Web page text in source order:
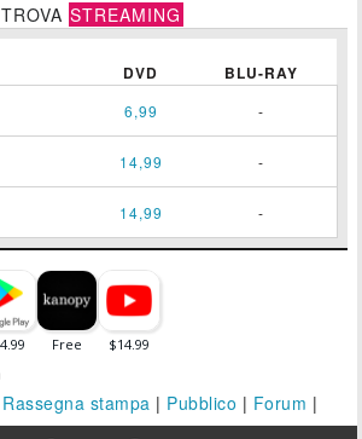
TROVA STREAMING
DVD BLU-RAY
6,99 -
14,99 -
14,99 -
Rassegna stampa | Pubblico | Forum |